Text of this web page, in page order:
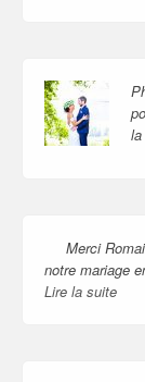
Merci
notre mariage
Lire la suite